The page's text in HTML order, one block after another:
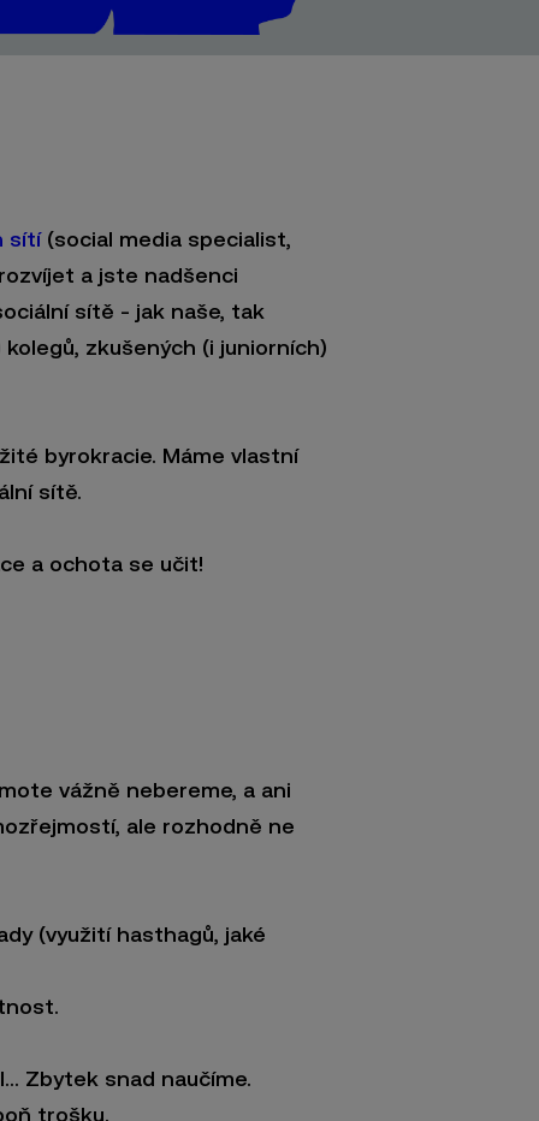
sítí(social media specialist,
a jste nadšenci
sítě - jak naše, tak
zkušených (i juniorních)
byrokracie. Máme vlastní
sítě.
a ochota se učit!
vážně nebereme, a ani
ale rozhodně ne
(využití hasthagů, jaké
Zbytek snad naučíme.
trošku.